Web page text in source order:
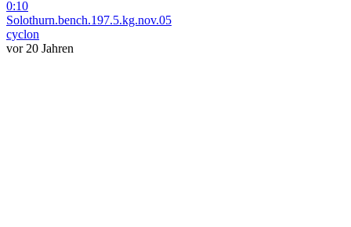
0:10
Solothurn.bench.197.5.kg.nov.05
cyclon
vor 20 Jahren